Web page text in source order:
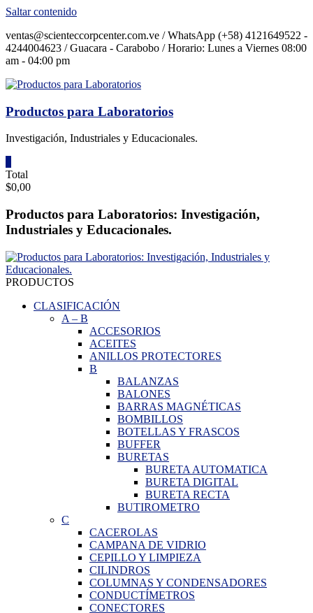
Saltar contenido
ventas@scienteccorpcenter.com.ve / WhatsApp (+58) 4121649522 -
4244004623 / Guacara - Carabobo / Horario: Lunes a Viernes 08:00
am - 04:00 pm
Productos para Laboratorios
Investigación, Industriales y Educacionales.
Total
$0,00
Productos para Laboratorios: Investigación,
Industriales y Educacionales.
PRODUCTOS
CLASIFICACIÓN
A – B
ACCESORIOS
ACEITES
ANILLOS PROTECTORES
B
BALANZAS
BALONES
BARRAS MAGNÉTICAS
BOMBILLOS
BOTELLAS Y FRASCOS
BUFFER
BURETAS
BURETA AUTOMATICA
BURETA DIGITAL
BURETA RECTA
BUTIROMETRO
C
CACEROLAS
CAMPANA DE VIDRIO
CEPILLO Y LIMPIEZA
CILINDROS
COLUMNAS Y CONDENSADORES
CONDUCTÍMETROS
CONECTORES